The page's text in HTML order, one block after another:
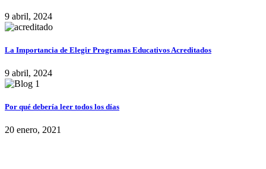
9 abril, 2024
La Importancia de Elegir Programas Educativos Acreditados
9 abril, 2024
Por qué debería leer todos los días
20 enero, 2021